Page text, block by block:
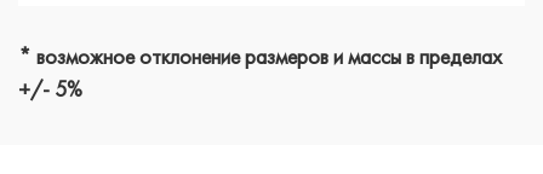
* возможное отклонение размеров и массы в пределах
+/- 5%